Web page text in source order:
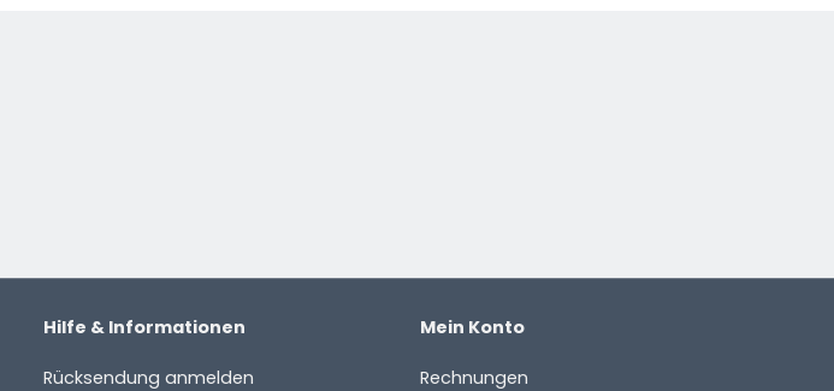
Hilfe & Informationen
Rücksendung anmelden
Mein Konto
Rechnungen